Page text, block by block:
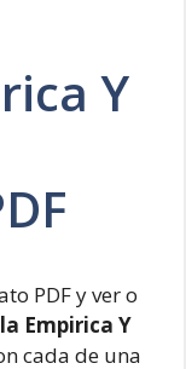
Y
PDF y ver o
Empirica Y
cada de una